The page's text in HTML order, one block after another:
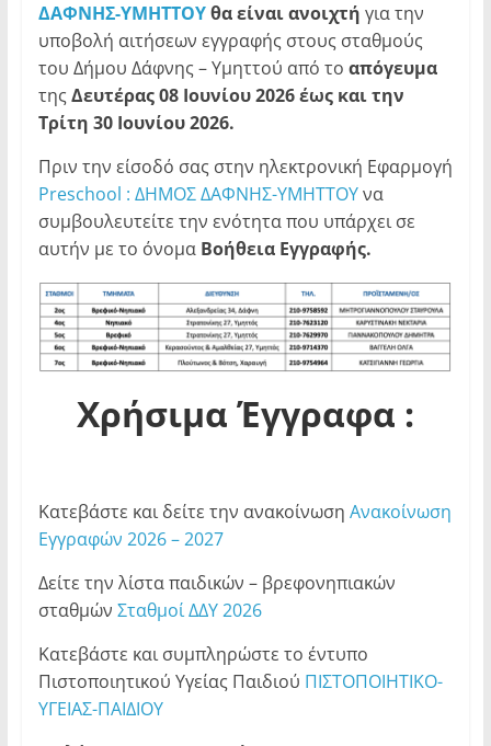
ΔΑΦΝΗΣ-ΥΜΗΤΤΟΥθα είναι ανοιχτή για την
υποβολή αιτήσεων εγγραφής στους σταθμούς
του Δήμου Δάφνης – Υμηττού από το απόγευμα
της Δευτέρας 08 Ιουνίου 2026 έως και την
Τρίτη 30 Ιουνίου 2026.
Πριν την είσοδό σας στην ηλεκτρονική Εφαρμογή
Preschool : ΔΗΜΟΣ ΔΑΦΝΗΣ-ΥΜΗΤΤΟΥνα
συμβουλευτείτε την ενότητα που υπάρχει σε
αυτήν με το όνομα Βοήθεια Εγγραφής.
Χρήσιμα Έγγραφα :
Κατεβάστε και δείτε την ανακοίνωση Ανακοίνωση
Εγγραφών 2026 – 2027
Δείτε την λίστα παιδικών – βρεφονηπιακών
σταθμών Σταθμοί ΔΔΥ 2026
Κατεβάστε και συμπληρώστε το έντυπο
Πιστοποιητικού Υγείας Παιδιού ΠΙΣΤΟΠΟΙΗΤΙΚΟ-
ΥΓΕΙΑΣ-ΠΑΙΔΙΟΥ